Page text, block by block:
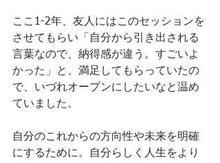
ここ1-2年、友人にはこのセッションを
させてもらい「自分から引き出される
言葉なので、納得感が違う。すごいよ
かった」と、満足してもらっていたの
で、いづれオープンにしたいなと温め
ていました。
自分のこれからの方向性や未来を明確
にするために。自分らしく人生をより